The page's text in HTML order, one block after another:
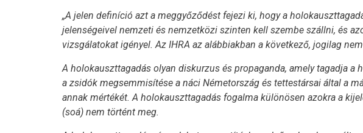
„A jelen definíció azt a meggyőződést fejezi ki, hogy a
jelenségeivel nemzeti és nemzetközi szinten kell szembe szállni, és
vizsgálatokat igényel. Az IHRA az alábbiakban a következő, jogilag
A holokauszttagadás olyan diskurzus és propaganda, amely tagadja a
a zsidók megsemmisítése a náci Németország és tettestársai által a
annak mértékét. A holokauszttagadás fogalma különösen azokra a
(soá) nem történt meg.